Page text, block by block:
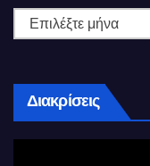
Διακρίσεις